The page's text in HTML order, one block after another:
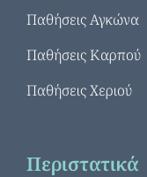
Παθήσεις Αγκώνα
Παθήσεις Καρπού
Παθήσεις Χεριού
Περιστατικά